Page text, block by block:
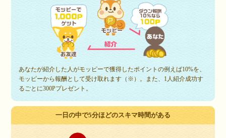
あなたが紹介した人がモッピーで獲得したポイントの例えば10%を、
モッピーから報酬として受け取れます（※）。また、1人紹介成功す
るごとに300Pプレゼント。
一日の中で5分ほどのスキマ時間がある